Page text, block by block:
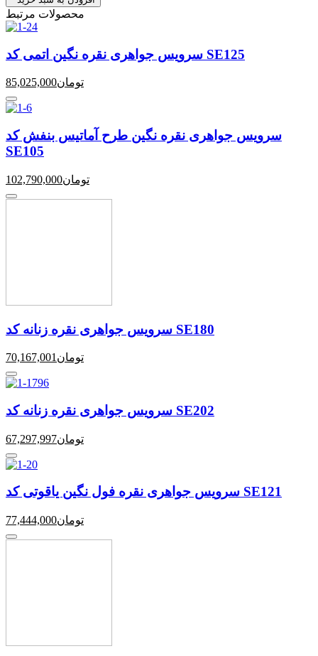
محصولات مرتبط
سرویس جواهری نقره نگین اتمی کد SE125
85,025,000تومان
سرویس جواهری نقره نگین طرح آماتیس بنفش کد
SE105
102,790,000تومان
سرویس جواهری نقره زنانه کد SE180
70,167,001 تومان
سرویس جواهری نقره زنانه کد SE202
67,297,997تومان
سرویس جواهری نقره فول نگین یاقوتی کد SE121
77,444,000تومان